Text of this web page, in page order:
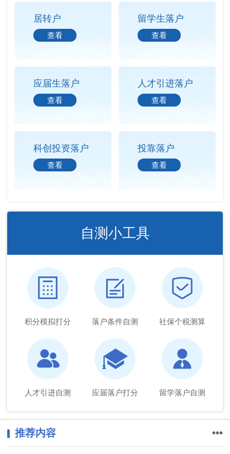
居转户
查看
留学生落户
查看
应届生落户
查看
人才引进落户
查看
科创投资落户
查看
投靠落户
查看
自测小工具
积分模拟打分 落户条件自测 社保个税测算
人才引进自测 应届落户打分 留学落户自测
推荐内容 •••